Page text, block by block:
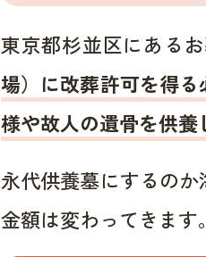
東京都杉並区にある
場）に改葬許可を得
様や故人の遺骨を供
永代供養墓にするの
金額は変わってきます。